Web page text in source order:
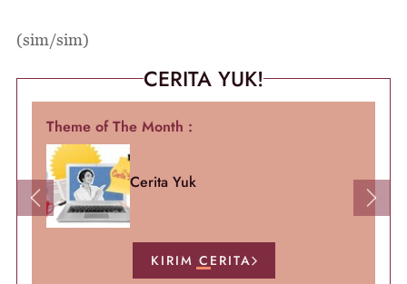
(sim/sim)
CERITA YUK!
Theme of The Month :
Cerita Yuk
KIRIM CERITA
Previous Next